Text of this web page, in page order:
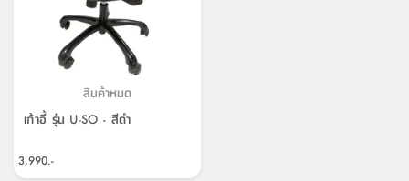
สินค้าหมด
เก้าอี้ รุ่น U-SO - สีดำ
3,990.-